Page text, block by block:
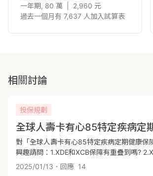
一年期, 80 萬 2,960 元
過去一個月有 7,637 人加入試算表
相關討論
投保規劃
對「全球人壽卡有心85特定疾病定期健康保
興趣請問：1.XDE和XCB保障有重疊到嗎?
年期後，不用再繳費，並且保障到85歲嗎?謝
2025/01/13 ．回應 14